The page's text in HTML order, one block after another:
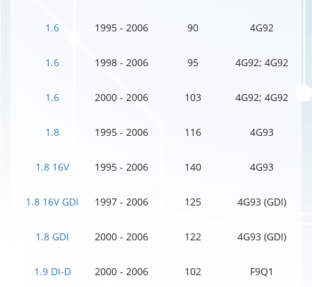
1.6 1995 - 2006 90 4G92
1.6 1998 - 2006 95 4G92; 4G92
1.6 2000 - 2006 103 4G92; 4G92
1.8 1995 - 2006 116 4G93
1.8 16V 1995 - 2006 140 4G93
1.8 16V GDI 1997 - 2006 125 4G93 (GDI)
1.8 GDI 2000 - 2006 122 4G93 (GDI)
1.9 DI-D 2000 - 2006 102 F9Q1